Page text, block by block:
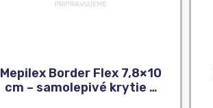
Mepilex Border Flex 7,8×10
cm – samolepivé krytie s